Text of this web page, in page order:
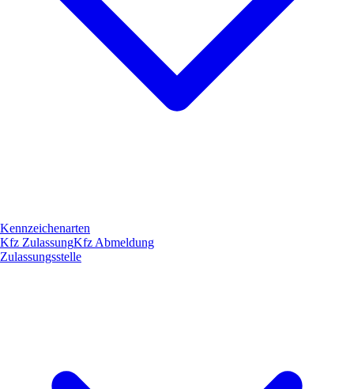
Kennzeichenarten
Kfz ZulassungKfz Abmeldung
Zulassungsstelle